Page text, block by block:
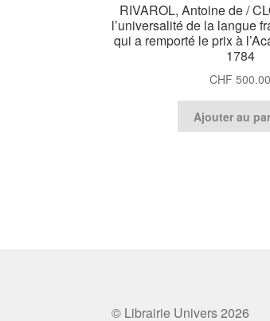
RIVAROL, Antoine de /
l’universalité de la langue
qui a remporté le prix à
1784
CHF 500.00
Ajouter au
© Librairie Univers 2026